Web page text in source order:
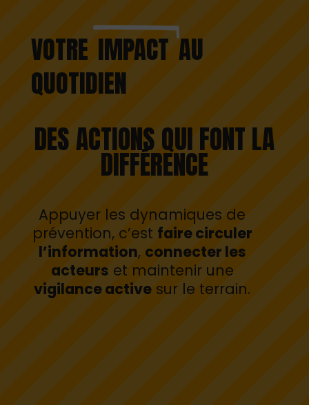
VOTRE IMPACT AU
QUOTIDIEN
DES ACTIONS QUI FONT LA
DIFFÉRENCE
Appuyer les dynamiques de
prévention, c’est faire circuler
l’information, connecter les
acteurs et maintenir une
vigilance active sur le terrain.